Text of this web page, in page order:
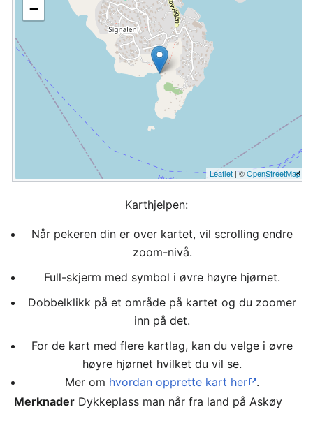
−
Leaflet | ©OpenStreetMap
Karthjelpen:
Når pekeren din er over kartet, vil scrolling endre
zoom-nivå.
Full-skjerm med symbol i øvre høyre hjørnet.
Dobbelklikk på et område på kartet og du zoomer
inn på det.
For de kart med flere kartlag, kan du velge i øvre
høyre hjørnet hvilket du vil se.
Mer om hvordan opprette kart her
.
Merknader Dykkeplass man når fra land på Askøy